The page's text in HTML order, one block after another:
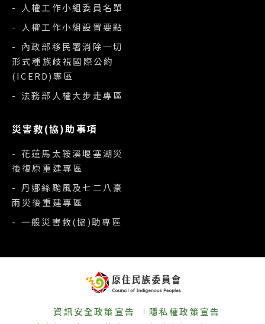
- 人權工作小組委員名單
- 人權工作小組設置要點
- 內政部移民署消除一切
形式種族歧視國際公約
(ICERD)專區
- 法務部人權大步走專區
災害救(協)助事項
- 花蓮馬太鞍溪堰塞湖災
後復原重建專區
- 丹娜絲颱風及七二八豪
雨災後重建專區
- 一般災害救(協)助專區
資訊安全政策宣告
隱私權政策宣告